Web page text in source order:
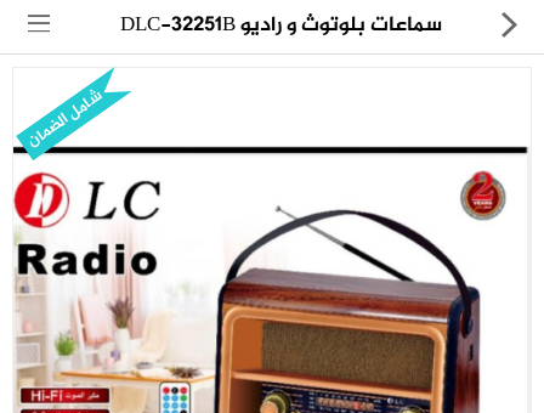
العروض
الكترونيات
سماعات بلوتوث و راديو DLC-32251B
شامل الضمان